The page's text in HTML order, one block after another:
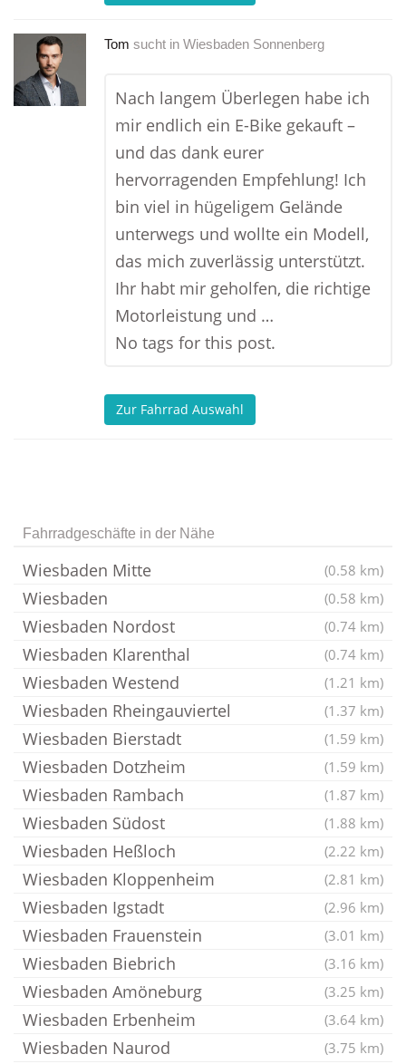
Tom sucht in Wiesbaden Sonnenberg
Nach langem Überlegen habe ich
mir endlich ein E-Bike gekauft –
und das dank eurer
hervorragenden Empfehlung! Ich
bin viel in hügeligem Gelände
unterwegs und wollte ein Modell,
das mich zuverlässig unterstützt.
Ihr habt mir geholfen, die richtige
Motorleistung und …
No tags for this post.
Zur Fahrrad Auswahl
Fahrradgeschäfte in der Nähe
Wiesbaden Mitte (0.58 km)
Wiesbaden (0.58 km)
Wiesbaden Nordost (0.74 km)
Wiesbaden Klarenthal (0.74 km)
Wiesbaden Westend (1.21 km)
Wiesbaden Rheingauviertel (1.37 km)
Wiesbaden Bierstadt (1.59 km)
Wiesbaden Dotzheim (1.59 km)
Wiesbaden Rambach (1.87 km)
Wiesbaden Südost (1.88 km)
Wiesbaden Heßloch (2.22 km)
Wiesbaden Kloppenheim (2.81 km)
Wiesbaden Igstadt (2.96 km)
Wiesbaden Frauenstein (3.01 km)
Wiesbaden Biebrich (3.16 km)
Wiesbaden Amöneburg (3.25 km)
Wiesbaden Erbenheim (3.64 km)
Wiesbaden Naurod (3.75 km)